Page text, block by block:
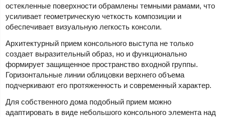
остекленные поверхности обрамлены темными рамами, что
усиливает геометрическую четкость композиции и
обеспечивает визуальную легкость консоли.
Архитектурный прием консольного выступа не только
создает выразительный образ, но и функционально
формирует защищенное пространство входной группы.
Горизонтальные линии облицовки верхнего объема
подчеркивают его протяженность и современный характер.
Для собственного дома подобный прием можно
адаптировать в виде небольшого консольного элемента над